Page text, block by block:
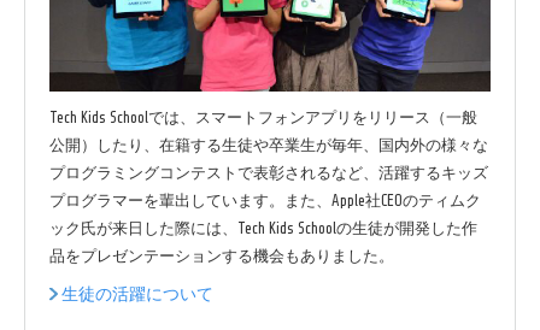
Tech Kids Schoolでは、スマートフォンアプリをリリース（一般
公開）したり、在籍する生徒や卒業生が毎年、国内外の様々な
プログラミングコンテストで表彰されるなど、活躍するキッズ
プログラマーを輩出しています。また、Apple社CEOのティムク
ック氏が来日した際には、Tech Kids Schoolの生徒が開発した作
品をプレゼンテーションする機会もありました。
生徒の活躍について